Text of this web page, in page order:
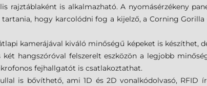
is alkalmazható. A nyomásérzékeny
hogy karcolódni fog a kijelző, a Corning Gorilla
kamerájával kiváló minőségű képeket is készíthet,
hangszóróval felszerelt eszközön a legjobb
fejhallgatót is csatlakoztathat.
is bővíthető, ami 1D és 2D vonalkódolvasó, RFID